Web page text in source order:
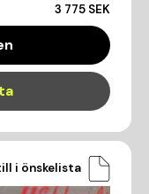
3 775 SEK
i önskelista